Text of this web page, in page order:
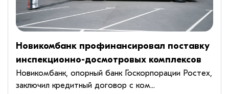
Новикомбанк профинансировал поставку
инспекционно-досмотровых комплексов
Новикомбанк, опорный банк Госкорпорации Ростех,
заключил кредитный договор с ком...